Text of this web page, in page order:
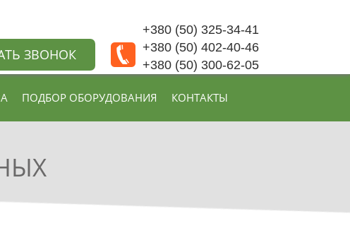
ЗВОНОК
+380 (50) 325-34-41
+380 (50) 402-40-46
+380 (50) 300-62-05
ПОДБОР ОБОРУДОВАНИЯ КОНТАКТЫ